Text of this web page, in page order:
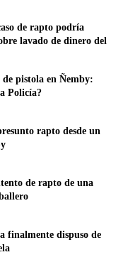
de rapto podría
lavado de dinero del
pistola en Ñemby:
Policía?
rapto desde un
de rapto de una
finalmente dispuso de